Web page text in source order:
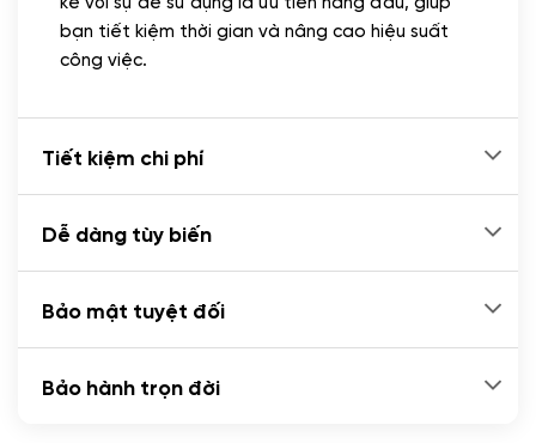
kế với sự dễ sử dụng là ưu tiên hàng đầu, giúp
bạn tiết kiệm thời gian và nâng cao hiệu suất
công việc.
Tiết kiệm chi phí
Dễ dàng tùy biến
Bảo mật tuyệt đối
Bảo hành trọn đời